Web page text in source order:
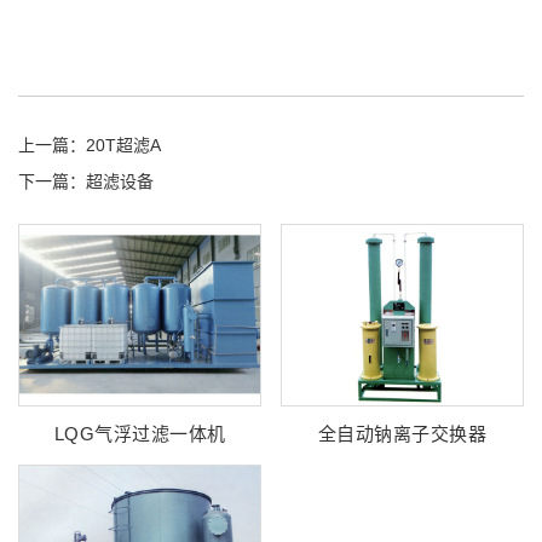
上一篇： 20T超滤A
下一篇： 超滤设备
LQG气浮过滤一体机 全自动钠离子交换器